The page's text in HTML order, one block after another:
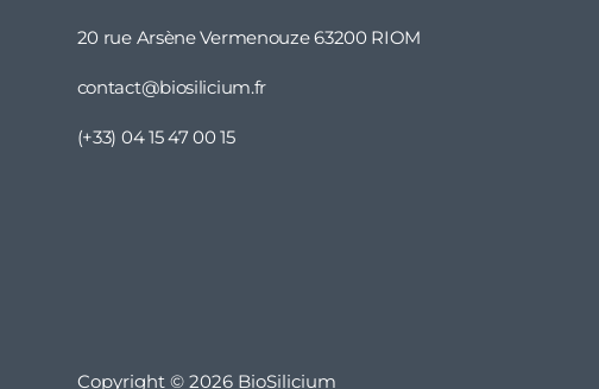
20 rue Arsène Vermenouze 63200 RIOM
contact@biosilicium.fr
(+33) 04 15 47 00 15
Copyright © 2026 BioSilicium